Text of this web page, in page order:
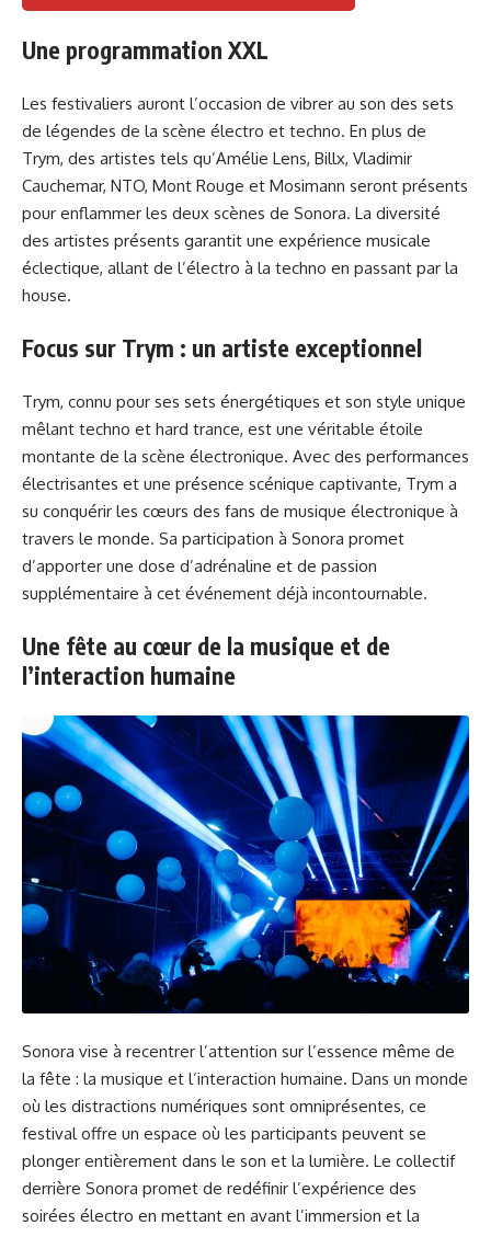
Une programmation XXL
Les festivaliers auront l’occasion de vibrer au son des sets
de légendes de la scène électro et techno. En plus de
Trym, des artistes tels qu’Amélie Lens, Billx, Vladimir
Cauchemar, NTO, Mont Rouge et Mosimann seront présents
pour enflammer les deux scènes de Sonora. La diversité
des artistes présents garantit une expérience musicale
éclectique, allant de l’électro à la techno en passant par la
house.
Focus sur Trym : un artiste exceptionnel
Trym, connu pour ses sets énergétiques et son style unique
mêlant techno et hard trance, est une véritable étoile
montante de la scène électronique. Avec des performances
électrisantes et une présence scénique captivante, Trym a
su conquérir les cœurs des fans de musique électronique à
travers le monde. Sa participation à Sonora promet
d’apporter une dose d’adrénaline et de passion
supplémentaire à cet événement déjà incontournable.
Une fête au cœur de la musique et de
l’interaction humaine
Sonora vise à recentrer l’attention sur l’essence même de
la fête : la musique et l’interaction humaine. Dans un monde
où les distractions numériques sont omniprésentes, ce
festival offre un espace où les participants peuvent se
plonger entièrement dans le son et la lumière. Le collectif
derrière Sonora promet de redéfinir l’expérience des
soirées électro en mettant en avant l’immersion et la